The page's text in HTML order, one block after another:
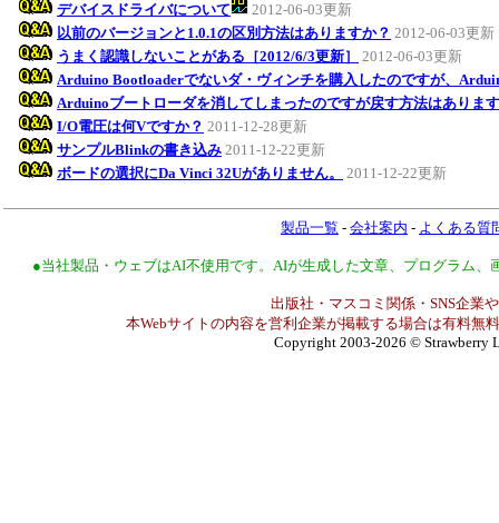
デバイスドライバについて
2012-06-03更新
以前のバージョンと1.0.1の区別方法はありますか？ 2012-06-03更新
うまく認識しないことがある［2012/6/3更新］
2012-06-03更新
Arduino Bootloaderでないダ・ヴィンチを購入したのですが、
Arduinoブートローダを消してしまったのですが戻す方法はありま
I/O電圧は何Vですか？ 2011-12-28更新
サンプルBlinkの書き込み 2011-12-22更新
ボードの選択にDa Vinci 32Uがありません。
2011-12-22更新
製品一覧 - 会社案内 - よくある質
●当社製品・ウェブはAI不使用です。AIが生成した文章、プログラム
出版社・マスコミ関係・SNS企業
本Webサイトの内容を営利企業が掲載する場合は有料無
Copyright 2003-2026 © Strawberry